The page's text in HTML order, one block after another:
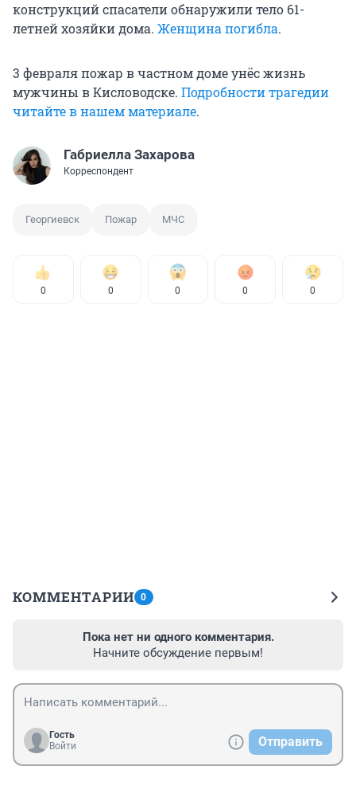
конструкций спасатели обнаружили тело 61-
летней хозяйки дома. Женщина погибла.
3 февраля пожар в частном доме унёс жизнь
мужчины в Кисловодске. Подробности трагедии
читайте в нашем материале.
Габриелла Захарова
Корреспондент
Георгиевск Пожар МЧС
0 0 0 0 0
КОММЕНТАРИИ 0
Пока нет ни одного комментария.
Начните обсуждение первым!
Гость
Войти
Отправить